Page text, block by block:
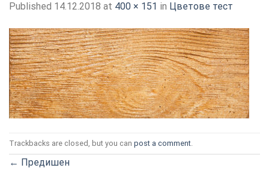
Published 14.12.2018 at 400 × 151 in Цветове тест
Trackbacks are closed, but you can post a comment
← Предишен